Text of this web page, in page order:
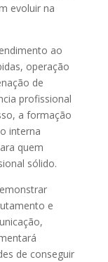
evoluir na
ao
operação
de
profissional
a formação
interna
quem
sólido.
e
de conseguir